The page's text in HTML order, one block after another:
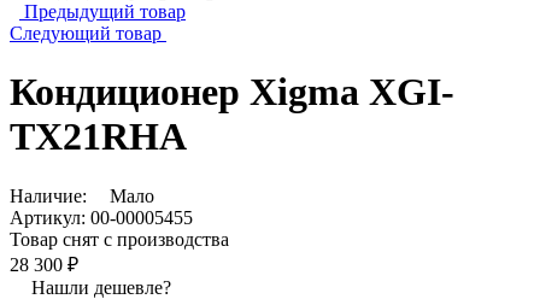
Предыдущий товар
Следующий товар
Кондиционер Xigma XGI-
TX21RHA
Наличие:
Мало
Артикул: 00-00005455
Товар снят с производства
28 300 ₽
Нашли дешевле?